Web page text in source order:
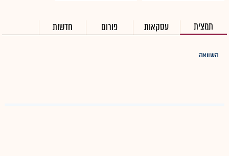
תמצית עסקאות פורום חדשות
השוואה